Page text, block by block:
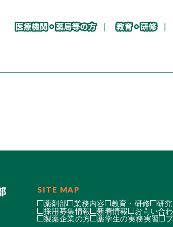
SITE MAP
薬剤部 業務内容 教育・研修 研
採用募集情報
新着情報 お問い合
製薬企業の方
薬学生の実務実習